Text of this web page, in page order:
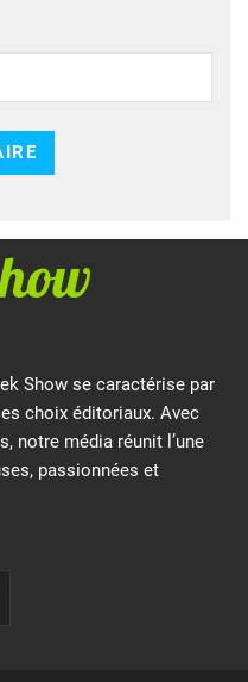
Show se caractérise par
choix éditoriaux. Avec
notre média réunit l’une
passionnées et